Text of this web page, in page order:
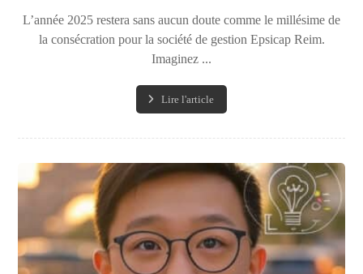
L’année 2025 restera sans aucun doute comme le millésime de
la consécration pour la société de gestion Epsicap Reim.
Imaginez ...
Lire l'article